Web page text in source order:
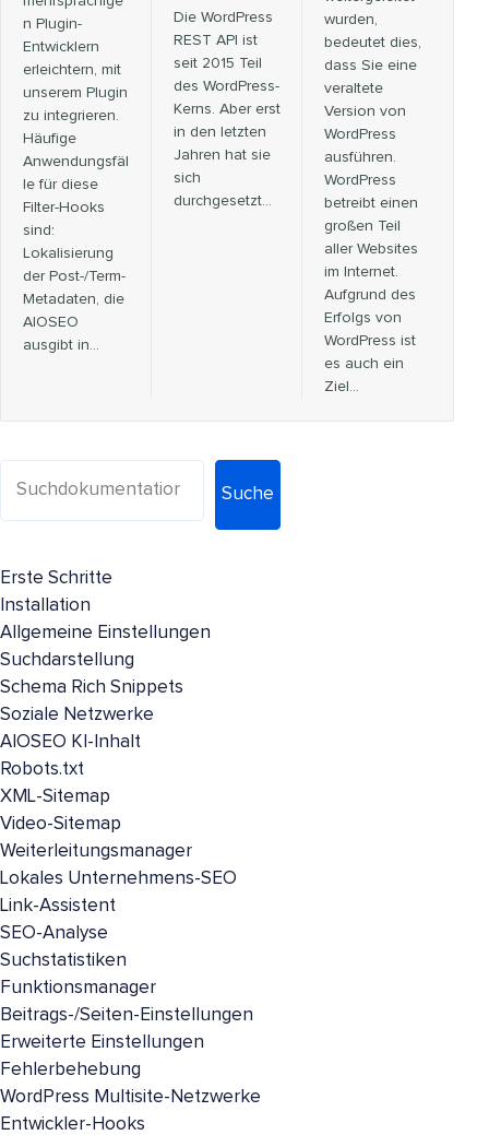
n Plugin-
Entwicklern
erleichtern, mit
unserem Plugin
zu integrieren.
Häufige
Anwendungsfäl
le für diese
Filter-Hooks
sind:
Lokalisierung
der Post-/Term-
Metadaten, die
AIOSEO
ausgibt in…
Die WordPress
REST API ist
seit 2015 Teil
des WordPress-
Kerns. Aber erst
in den letzten
Jahren hat sie
sich
durchgesetzt...
wurden,
bedeutet dies,
dass Sie eine
veraltete
Version von
WordPress
ausführen.
WordPress
betreibt einen
großen Teil
aller Websites
im Internet.
Aufgrund des
Erfolgs von
WordPress ist
es auch ein
Ziel...
Suche
Erste Schritte
Installation
Allgemeine Einstellungen
Suchdarstellung
Schema Rich Snippets
Soziale Netzwerke
AIOSEO KI-Inhalt
Robots.txt
XML-Sitemap
Video-Sitemap
Weiterleitungsmanager
Lokales Unternehmens-SEO
Link-Assistent
SEO-Analyse
Suchstatistiken
Funktionsmanager
Beitrags-/Seiten-Einstellungen
Erweiterte Einstellungen
Fehlerbehebung
WordPress Multisite-Netzwerke
Entwickler-Hooks